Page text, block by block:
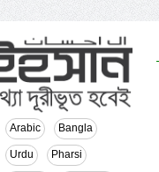
Arabic Bangla
Urdu Pharsi